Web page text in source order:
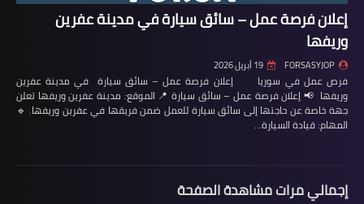
إعلان فرصة عمل – سائق سيارة في مدينة عفرين
وريفها
FORSASYJOP 19 أبريل 2026
فرص عمل في سوريا إعلان فرصة عمل – سائق سيارة في مدينة عفرين
وريفها 📢 إعلان فرصة عمل – سائق سيارة 📍 الموقع: مدينة عفرين وريفها تعلن
جهة خاصة عن حاجتها إلى سائق سيارة للعمل ضمن فريقها في عفرين وريفها. 🔹
المهام: قيادة السيارة…
إجمالي مرات مشاهدة الصفحة